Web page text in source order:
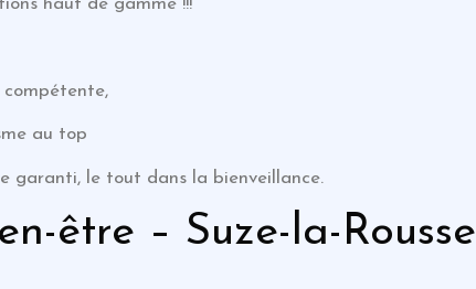
compétente,
au top
garanti, le tout dans la bienveillance.
être – Suze-la-Rousse